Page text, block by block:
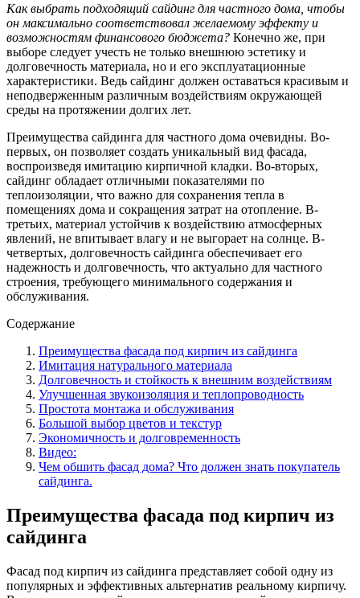
Как выбрать подходящий сайдинг для частного дома, чтобы
он максимально соответствовал желаемому эффекту и
возможностям финансового бюджета? Конечно же, при
выборе следует учесть не только внешнюю эстетику и
долговечность материала, но и его эксплуатационные
характеристики. Ведь сайдинг должен оставаться красивым и
неподверженным различным воздействиям окружающей
среды на протяжении долгих лет.
Преимущества сайдинга для частного дома очевидны. Во-
первых, он позволяет создать уникальный вид фасада,
воспроизведя имитацию кирпичной кладки. Во-вторых,
сайдинг обладает отличными показателями по
теплоизоляции, что важно для сохранения тепла в
помещениях дома и сокращения затрат на отопление. В-
третьих, материал устойчив к воздействию атмосферных
явлений, не впитывает влагу и не выгорает на солнце. В-
четвертых, долговечность сайдинга обеспечивает его
надежность и долговечность, что актуально для частного
строения, требующего минимального содержания и
обслуживания.
Содержание
Преимущества фасада под кирпич из сайдинга
Имитация натурального материала
Долговечность и стойкость к внешним воздействиям
Улучшенная звукоизоляция и теплопроводность
Простота монтажа и обслуживания
Большой выбор цветов и текстур
Экономичность и долговременность
Видео:
Чем обшить фасад дома? Что должен знать покупатель
сайдинга.
Преимущества фасада под кирпич из
сайдинга
Фасад под кирпич из сайдинга представляет собой одну из
популярных и эффективных альтернатив реальному кирпичу.